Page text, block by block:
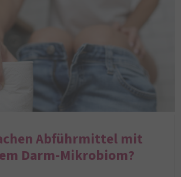
Abführmittel mit
Darm-Mikrobiom?